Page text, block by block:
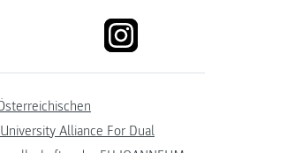
to tiktok link to instagram
Alliance For Dual